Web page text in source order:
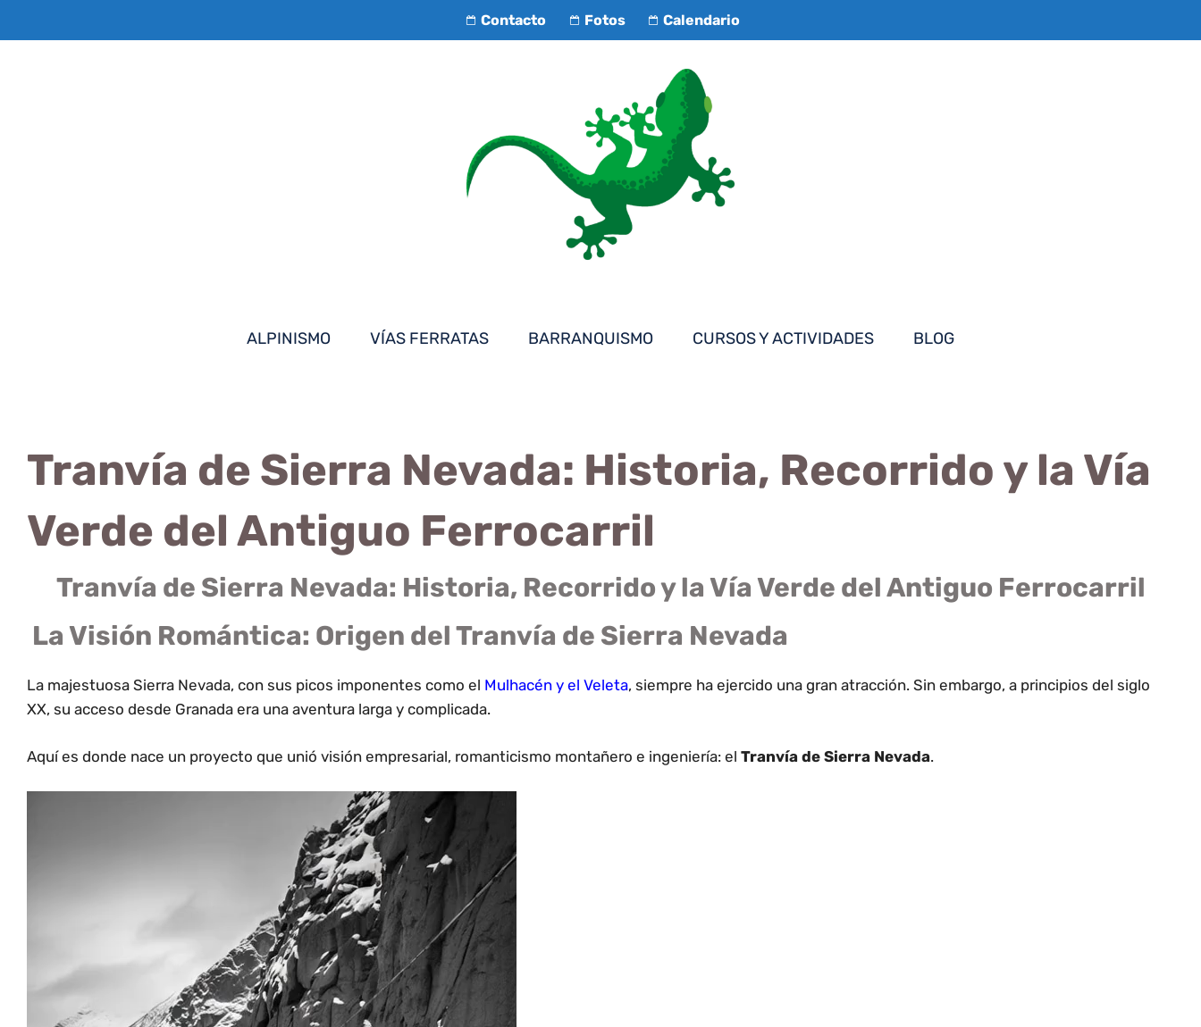
Contacto Fotos Calendario
ALPINISMO VÍAS FERRATAS BARRANQUISMO CURSOS Y ACTIVIDADES BLOG
Tranvía de Sierra Nevada: Historia, Recorrido y la Vía
Verde del Antiguo Ferrocarril
Tranvía de Sierra Nevada: Historia, Recorrido y la Vía Verde del Antiguo Ferrocarril
La Visión Romántica: Origen del Tranvía de Sierra Nevada
La majestuosa Sierra Nevada, con sus picos imponentes como el Mulhacén y el Veleta, siempre ha ejercido una gran atracción. Sin embargo, a principios del siglo
XX, su acceso desde Granada era una aventura larga y complicada.
Aquí es donde nace un proyecto que unió visión empresarial, romanticismo montañero e ingeniería: el Tranvía de Sierra Nevada.